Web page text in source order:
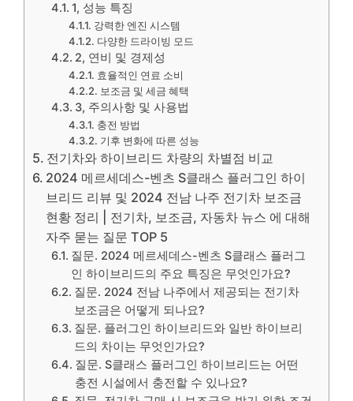
1, 성능 특징
강력한 엔진 시스템
다양한 드라이빙 모드
2, 연비 및 경제성
효율적인 연료 소비
보조금 및 세금 혜택
3, 주의사항 및 사용법
충전 방법
기후 변화에 따른 성능
전기차와 하이브리드 차량의 차별점 비교
2024 메르세데스-벤츠 S클래스 플러그인 하이
브리드 리뷰 및 2024 전남 나주 전기차 보조금
현황 정리 | 전기차, 보조금, 자동차 뉴스 에 대해
자주 묻는 질문 TOP 5
질문. 2024 메르세데스-벤츠 S클래스 플러그
인 하이브리드의 주요 특징은 무엇인가요?
질문. 2024 전남 나주에서 제공되는 전기차
보조금은 어떻게 되나요?
질문. 플러그인 하이브리드와 일반 하이브리
드의 차이는 무엇인가요?
질문. S클래스 플러그인 하이브리드는 어떤
충전 시설에서 충전할 수 있나요?